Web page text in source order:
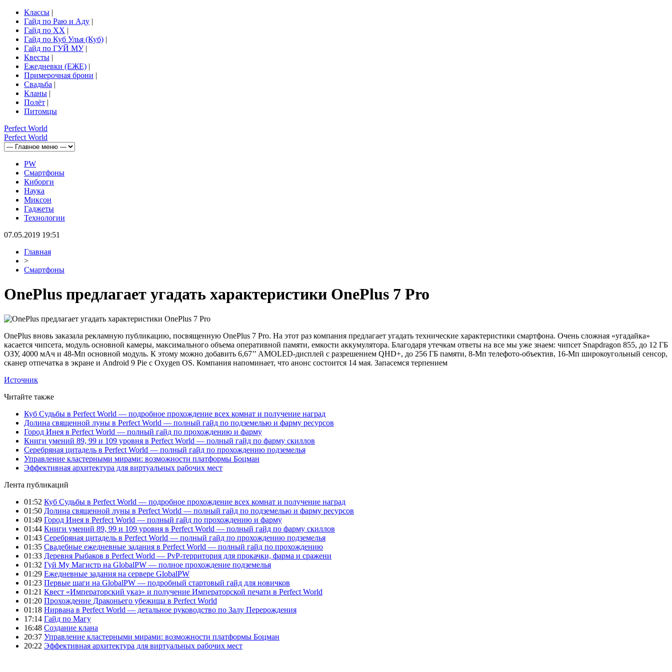
Классы |
Гайд по Раю и Аду |
Гайд по ХХ |
Гайд по Куб Улья (Куб) |
Гайд по ГУЙ МУ|
Квесты |
Ежедневки (ЕЖЕ) |
Примерочная брони |
Свадьба |
Кланы |
Полёт |
Питомцы
Perfect World
Perfect World
PW
Смартфоны
Киборги
Наука
Миксон
Гаджеты
Технологии
07.05.2019 19:51
Главная
>
Смартфоны
OnePlus предлагает угадать характеристики OnePlus 7 Pro
OnePlus вновь заказала рекламную публикацию, посвященную OnePlus 7 Pro. На этот раз компания предлагает угадать технические характеристики смартфона. Очень сложная «угадайка»
касается чипсета, модуль основной камеры, максимального объема оперативной памяти, емкости аккумулятора. Благодаря утечкам ответы на все мы уже знаем: чипсет Snapdragon 855, до 12 ГБ
ОЗУ, 4000 мАч и 48-Мп основной модуль. К этому можно добавить 6,67’’ AMOLED-дисплей с разрешением QHD+, до 256 ГБ памяти, 8-Мп телефото-объектив, 16-Мп широкоугольный сенсор,
сканер отпечатка в экране и Android 9 Pie с Oxygen OS. Компания напоминает, что анонс состоится 14 мая. Запасемся терпением
Источник
Читайте также
Куб Судьбы в Perfect World — подробное прохождение всех комнат и получение наград
Долина священной луны в Perfect World — полный гайд по подземелью и фарму ресурсов
Город Инея в Perfect World — полный гайд по прохождению и фарму
Книги умений 89, 99 и 109 уровня в Perfect World — полный гайд по фарму скиллов
Серебряная цитадель в Perfect World — полный гайд по прохождению подземелья
Управление кластерными мирами: возможности платформы Боцман
Эффективная архитектура для виртуальных рабочих мест
Лента публикаций
01:52 Куб Судьбы в Perfect World — подробное прохождение всех комнат и получение наград
01:50 Долина священной луны в Perfect World — полный гайд по подземелью и фарму ресурсов
01:49 Город Инея в Perfect World — полный гайд по прохождению и фарму
01:44 Книги умений 89, 99 и 109 уровня в Perfect World — полный гайд по фарму скиллов
01:43 Серебряная цитадель в Perfect World — полный гайд по прохождению подземелья
01:35 Свадебные ежедневные задания в Perfect World — полный гайд по прохождению
01:33 Деревня Рыбаков в Perfect World — PvP-территория для прокачки, фарма и сражени
01:32 Гуй Му Магистр на GlobalPW — полное прохождение подземелья
01:29 Ежедневные задания на сервере GlobalPW
01:23 Первые шаги на GlobalPW — подробный стартовый гайд для новичков
01:21 Квест «Императорский указ» и получение Императорской печати в Perfect World
01:20 Прохождение Драконьего убежища в Perfect World
01:18 Нирвана в Perfect World — детальное руководство по Залу Перерождения
17:14 Гайд по Магу
16:48 Создание клана
20:37 Управление кластерными мирами: возможности платформы Боцман
20:22 Эффективная архитектура для виртуальных рабочих мест